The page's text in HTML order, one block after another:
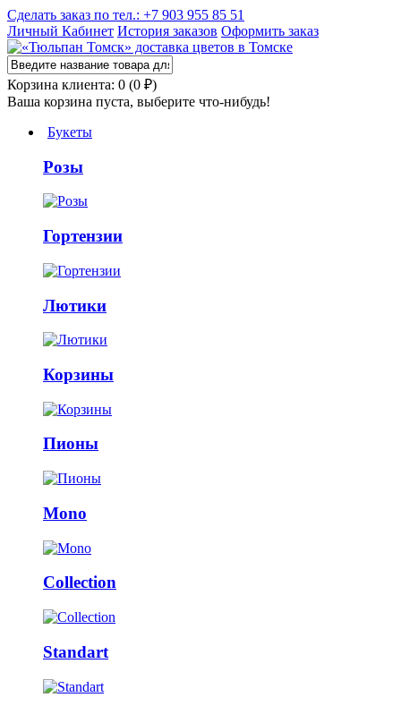
Сделать заказ по тел.: +7 903 955 85 51
Личный Кабинет История заказов Оформить заказ
Корзина клиента: 0 (0 ₽)
Ваша корзина пуста, выберите что-нибудь!
Букеты
Розы
Гортензии
Лютики
Корзины
Пионы
Mono
Collection
Standart